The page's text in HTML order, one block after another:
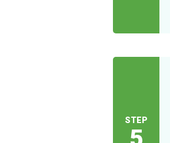
STEP